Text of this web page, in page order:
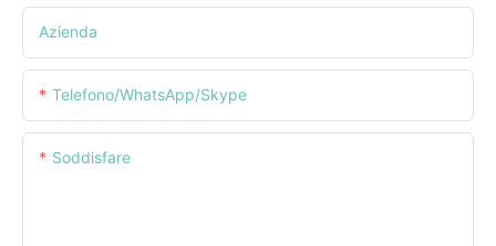
Azienda
Telefono/WhatsApp/Skype
Soddisfare